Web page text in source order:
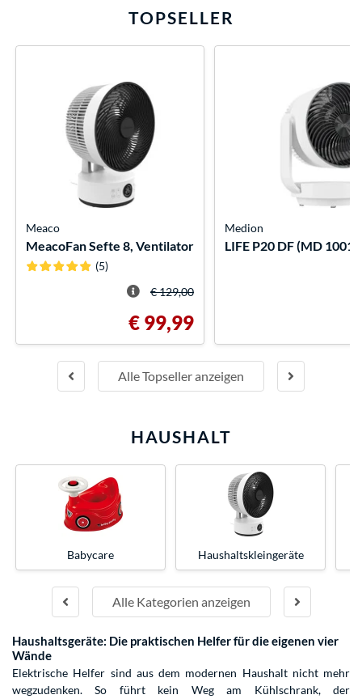
TOPSELLER
Alle Topseller anzeigen
Meaco
MeacoFan Sefte 8, Ventilator
(5)
€ 129,00
€ 99,99
Medion
LIFE P20 DF (MD
HAUSHALT
Alle Kategorien anzeigen
Babycare Haushaltskleingeräte
Haushaltsgeräte: Die praktischen Helfer für die eigenen vier
Wände
Elektrische Helfer sind aus dem modernen Haushalt nicht mehr
wegzudenken. So führt kein Weg am Kühlschrank, der